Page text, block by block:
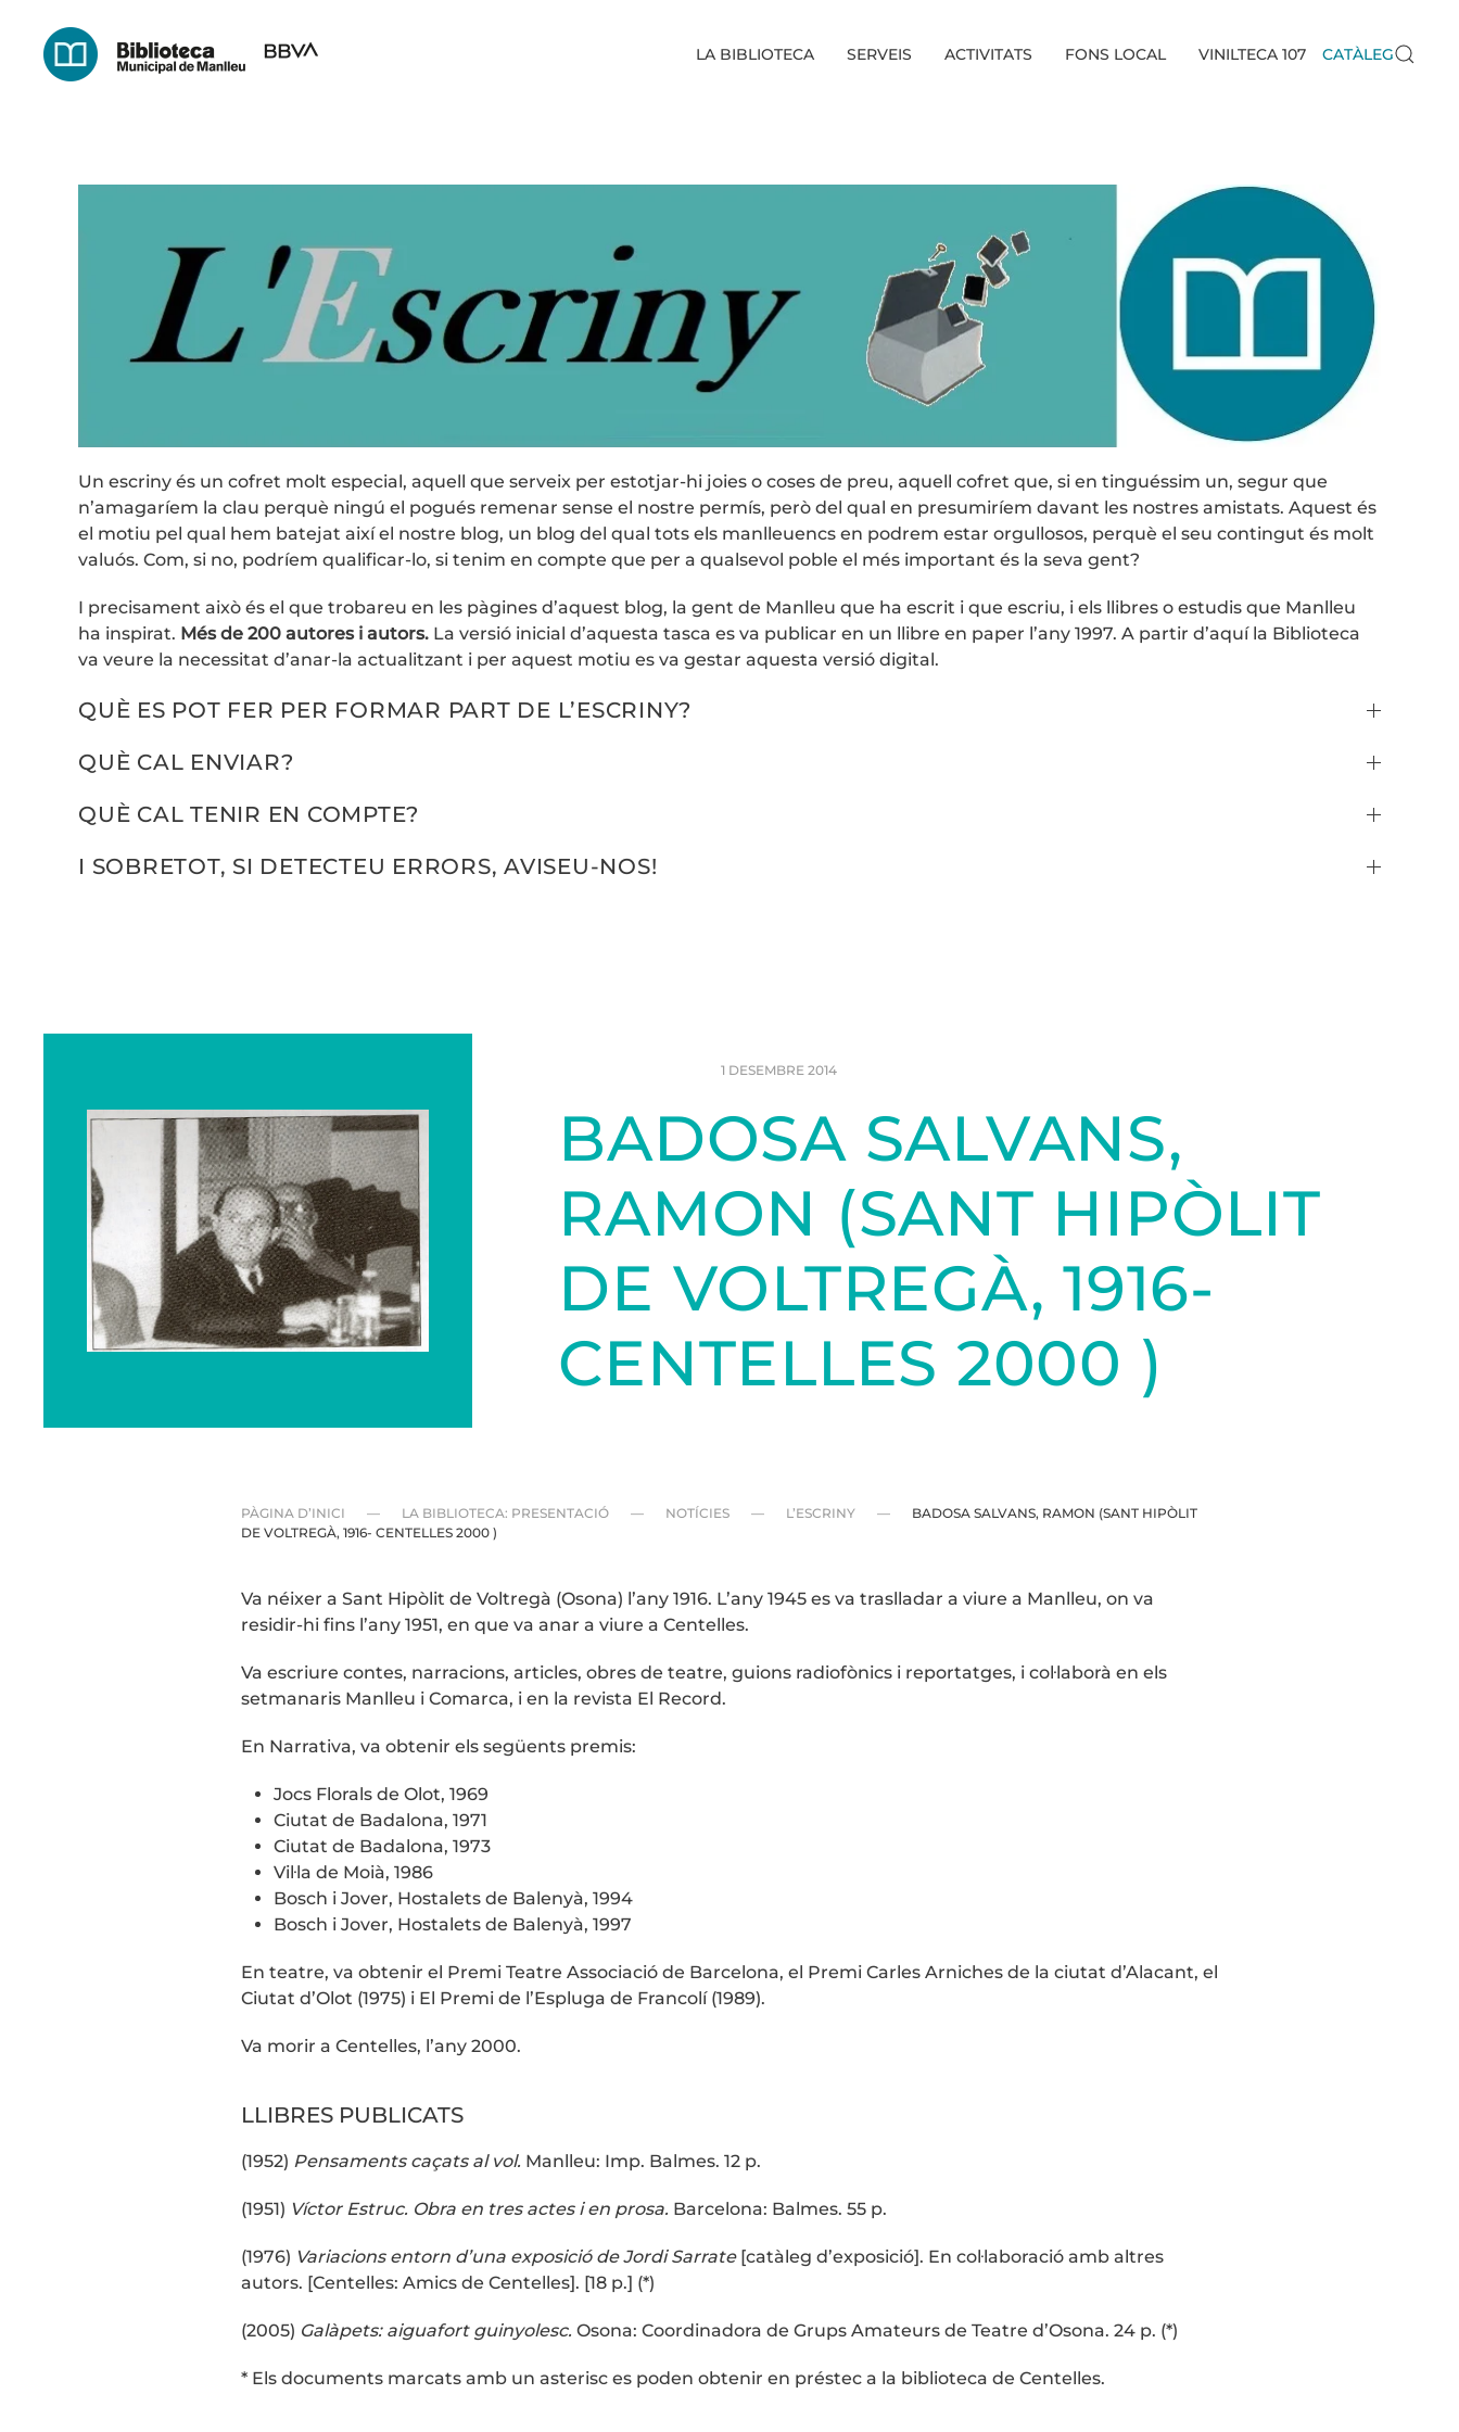
Skip
to
LA BIBLIOTECA SERVEIS ACTIVITATS FONS LOCAL VINILTECA 107 CATÀLEG
Un escriny és un cofret molt especial, aquell que serveix per estotjar-hi joies o coses de preu, aquell cofret que, si en tinguéssim un, segur que
n’amagaríem la clau perquè ningú el pogués remenar sense el nostre permís, però del qual en presumiríem davant les nostres amistats. Aquest és
el motiu pel qual hem batejat així el nostre blog, un blog del qual tots els manlleuencs en podrem estar orgullosos, perquè el seu contingut és molt
valuós. Com, si no, podríem qualificar-lo, si tenim en compte que per a qualsevol poble el més important és la seva gent?
I precisament això és el que trobareu en les pàgines d’aquest blog, la gent de Manlleu que ha escrit i que escriu, i els llibres o estudis que Manlleu
ha inspirat. Més de 200 autores i autors. La versió inicial d’aquesta tasca es va publicar en un llibre en paper l’any 1997. A partir d’aquí la Biblioteca
va veure la necessitat d’anar-la actualitzant i per aquest motiu es va gestar aquesta versió digital.
QUÈ ES POT FER PER FORMAR PART DE L’ESCRINY?
QUÈ CAL ENVIAR?
QUÈ CAL TENIR EN COMPTE?
I SOBRETOT, SI DETECTEU ERRORS, AVISEU-NOS!
1 DESEMBRE 2014
BADOSA SALVANS,
RAMON (SANT HIPÒLIT
DE VOLTREGÀ, 1916-
CENTELLES 2000 )
PÀGINA D’INICI LA BIBLIOTECA: PRESENTACIÓ NOTÍCIES L’ESCRINY
BADOSA SALVANS, RAMON (SANT HIPÒLIT
DE VOLTREGÀ, 1916- CENTELLES 2000 )
Va néixer a Sant Hipòlit de Voltregà (Osona) l’any 1916. L’any 1945 es va traslladar a viure a Manlleu, on va
residir-hi fins l’any 1951, en que va anar a viure a Centelles.
Va escriure contes, narracions, articles, obres de teatre, guions radiofònics i reportatges, i col·laborà en els
setmanaris Manlleu i Comarca, i en la revista El Record.
En Narrativa, va obtenir els següents premis:
Jocs Florals de Olot, 1969
Ciutat de Badalona, 1971
Ciutat de Badalona, 1973
Vil·la de Moià, 1986
Bosch i Jover, Hostalets de Balenyà, 1994
Bosch i Jover, Hostalets de Balenyà, 1997
En teatre, va obtenir el Premi Teatre Associació de Barcelona, el Premi Carles Arniches de la ciutat d’Alacant, el
Ciutat d’Olot (1975) i El Premi de l’Espluga de Francolí (1989).
Va morir a Centelles, l’any 2000.
LLIBRES PUBLICATS
(1952) Pensaments caçats al vol. Manlleu: Imp. Balmes. 12 p.
(1951) Víctor Estruc. Obra en tres actes i en prosa. Barcelona: Balmes. 55 p.
(1976) Variacions entorn d’una exposició de Jordi Sarrate [catàleg d’exposició]. En col·laboració amb altres
autors. [Centelles: Amics de Centelles]. [18 p.] (*)
(2005) Galàpets: aiguafort guinyolesc. Osona: Coordinadora de Grups Amateurs de Teatre d’Osona. 24 p. (*)
* Els documents marcats amb un asterisc es poden obtenir en préstec a la biblioteca de Centelles.